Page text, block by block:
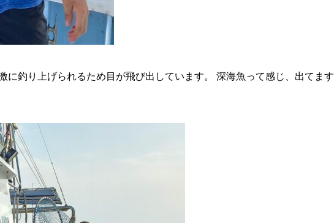
に釣り上げられるため目が飛び出しています。 深海魚って感じ、出てます